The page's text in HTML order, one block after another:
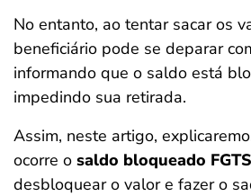
No entanto, ao tentar sacar os
beneficiário pode se deparar
informando que o saldo está
impedindo sua retirada.
Assim, neste artigo,
ocorre o saldo bloqueado FGTS
desbloquear o valor e fazer o